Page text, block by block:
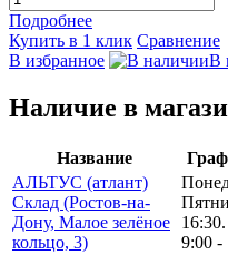
Подробнее
Купить в 1 клик Сравнение
В избранное
В
Наличие в
Название
АЛЬТУС (атлант)
Склад (Ростов-на-
Дону, Малое зелёное
кольцо, 3)
9:00 -